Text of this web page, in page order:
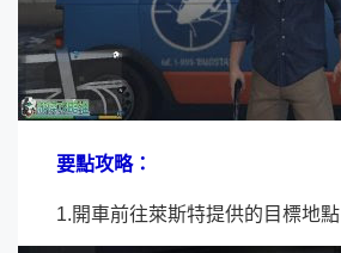
要點攻略：
1.開車前往萊斯特提供的目標地點